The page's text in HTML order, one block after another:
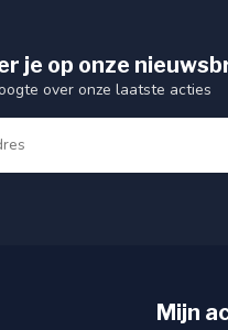
je op onze
over onze laatste acties
Mijn